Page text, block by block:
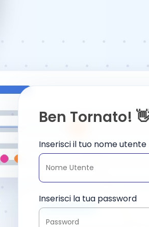
Ben Tornato!
Inserisci il tuo nome utente
Inserisci la tua password